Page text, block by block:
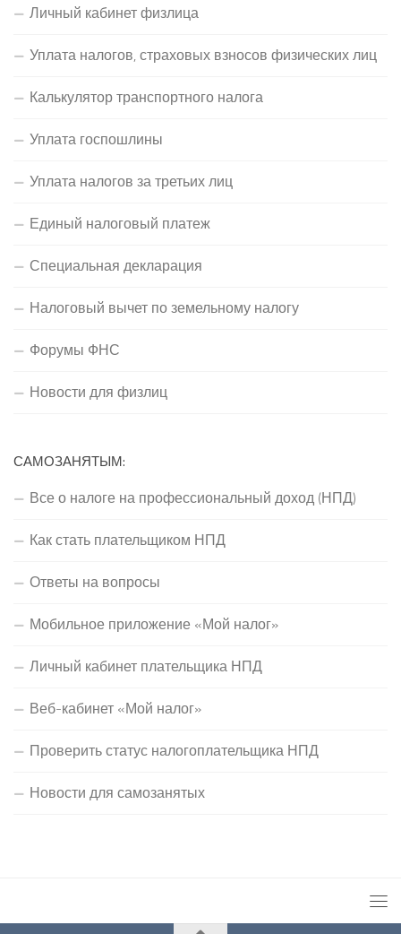
Личный кабинет физлица
Уплата налогов, страховых взносов физических лиц
Калькулятор транспортного налога
Уплата госпошлины
Уплата налогов за третьих лиц
Единый налоговый платеж
Специальная декларация
Налоговый вычет по земельному налогу
Форумы ФНС
Новости для физлиц
САМОЗАНЯТЫМ:
Все о налоге на профессиональный доход (НПД)
Как стать плательщиком НПД
Ответы на вопросы
Мобильное приложение «Мой налог»
Личный кабинет плательщика НПД
Веб-кабинет «Мой налог»
Проверить статус налогоплательщика НПД
Новости для самозанятых